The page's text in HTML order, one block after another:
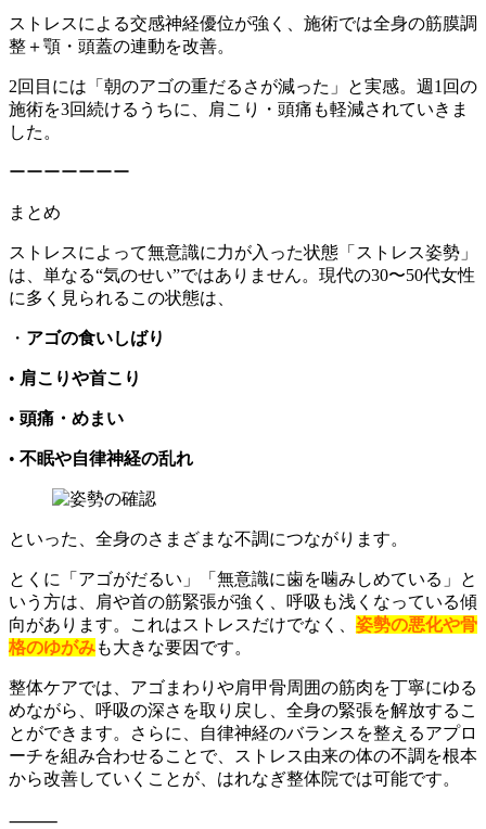
ストレスによる交感神経優位が強く、施術では全身の筋膜調
整＋顎・頭蓋の連動を改善。
2回目には「朝のアゴの重だるさが減った」と実感。週1回の
施術を3回続けるうちに、肩こり・頭痛も軽減されていきま
した。
ーーーーーーー
まとめ
ストレスによって無意識に力が入った状態「ストレス姿勢」
は、単なる“気のせい”ではありません。現代の30〜50代女性
に多く見られるこの状態は、
・ アゴの食いしばり
• 肩こりや首こり
• 頭痛・めまい
• 不眠や自律神経の乱れ
といった、全身のさまざまな不調につながります。
とくに「アゴがだるい」「無意識に歯を噛みしめている」と
いう方は、肩や首の筋緊張が強く、呼吸も浅くなっている傾
向があります。これはストレスだけでなく、 姿勢の悪化や骨
格のゆがみも大きな要因です。
整体ケアでは、アゴまわりや肩甲骨周囲の筋肉を丁寧にゆる
めながら、呼吸の深さを取り戻し、全身の緊張を解放するこ
とができます。さらに、自律神経のバランスを整えるアプロ
ーチを組み合わせることで、ストレス由来の体の不調を根本
から改善していくことが、はれなぎ整体院では可能です。
⸻